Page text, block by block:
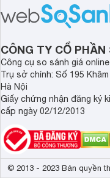
CÔNG TY CỔ
Công cụ so sánh giá
Trụ sở chính: Số 195
Hà Nội
Giấy chứng nhận đăng ký
cấp ngày 02/12/2013
© 2013 - 2023 Bản quyền